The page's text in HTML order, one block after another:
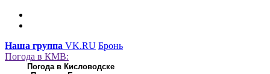
Наша группа VK.RU Бронь
Погода в КМВ:
Погода в Кисловодске